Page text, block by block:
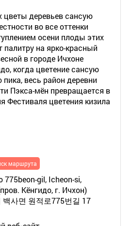
цветы деревьев сансую
во все оттенки
осени плоды этих
на ярко-красный
в городе Ичхоне
когда цветение сансую
пика, весь район деревни
Пэкса-мён превращается в
Фестиваля цветения кизила
маршрута
775beon-gil, Icheon-si,
Кёнгидо, г. Ичхон)
백사면 원적로775번길 17